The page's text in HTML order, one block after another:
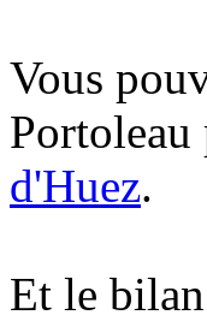
Vous
Portoleau
d'Huez.
Et le